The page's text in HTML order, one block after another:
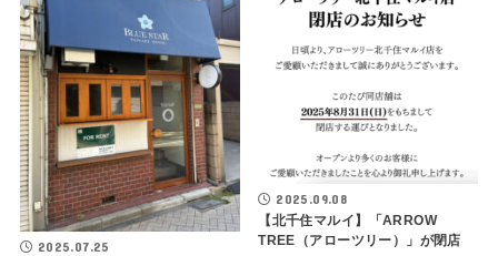
2025.07.25
2025.09.08
【北千住マルイ】「ARROW
TREE（アローツリー）」が閉店